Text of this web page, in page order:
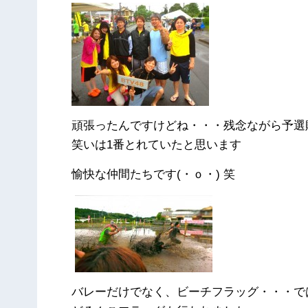
頑張ったんですけどね・・・残念ながら予選
笑いは1番とれていたと思います
愉快な仲間たちです(・ｏ・) 笑
バレーだけでなく、ビーチフラッグ・・・で